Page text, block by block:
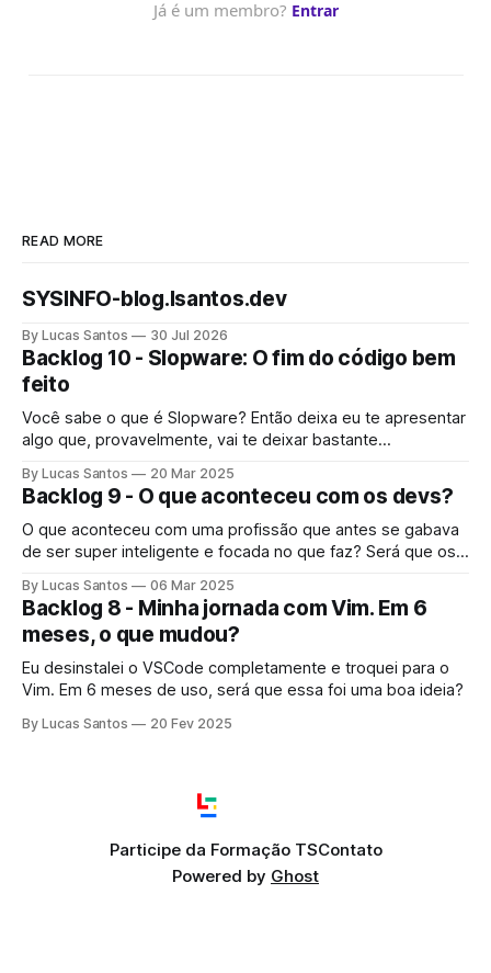
READ MORE
SYSINFO-blog.lsantos.dev
By Lucas Santos 30 Jul 2026
Backlog 10 - Slopware: O fim do código bem
feito
Você sabe o que é Slopware? Então deixa eu te apresentar
algo que, provavelmente, vai te deixar bastante
By Lucas Santos 20 Mar 2025
Backlog 9 - O que aconteceu com os devs?
O que aconteceu com uma profissão que antes se gabava
de ser super inteligente e focada no que faz? Será que os
By Lucas Santos 06 Mar 2025
Backlog 8 - Minha jornada com Vim. Em 6
meses, o que mudou?
Eu desinstalei o VSCode completamente e troquei para o
Vim. Em 6 meses de uso, será que essa foi uma boa ideia?
By Lucas Santos 20 Fev 2025
Participe da Formação TSContato
Powered by Ghost